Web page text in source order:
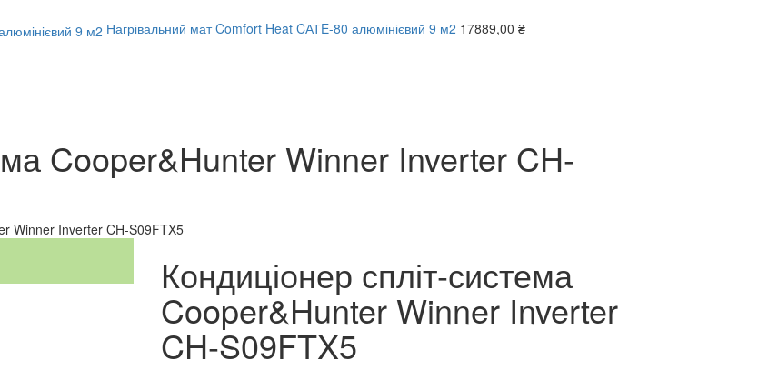
Нагрівальний мат Comfort Heat CАТE-80 алюмінієвий 9 м2 17889,00 ₴
Cooper&Hunter Winner Inverter CH-
Winner Inverter CH-S09FTX5
Кондиціонер спліт-система
Cooper&Hunter Winner Inverter
CH-S09FTX5